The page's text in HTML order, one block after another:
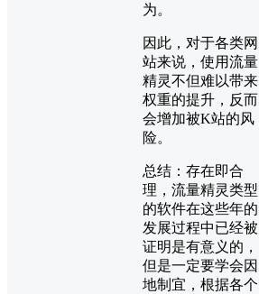
为。
因此，对于各类网
站来说，使用流量
精灵不但难以带来
权重的提升，反而
会增加被K站的风
险。
总结：存在即合
理，流量精灵类型
的软件在这些年的
发展过程中已经被
证明是有意义的，
但是一定要学会因
地制宜，根据各个